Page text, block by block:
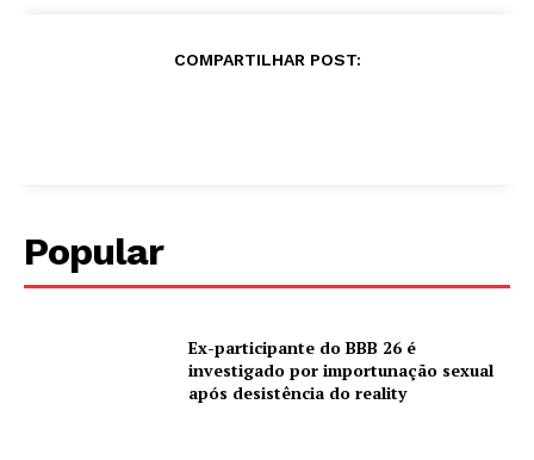
COMPARTILHAR POST:
Popular
Ex-participante do BBB 26 é
investigado por importunação sexual
após desistência do reality